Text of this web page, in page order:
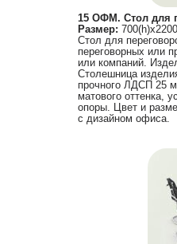
15 ОФМ. Стол для
Размер:
Стол для
переговорных или
или компаний.
Столешница
прочного ЛДСП 25
матового оттенка,
опоры. Цвет и
с дизайном офиса.